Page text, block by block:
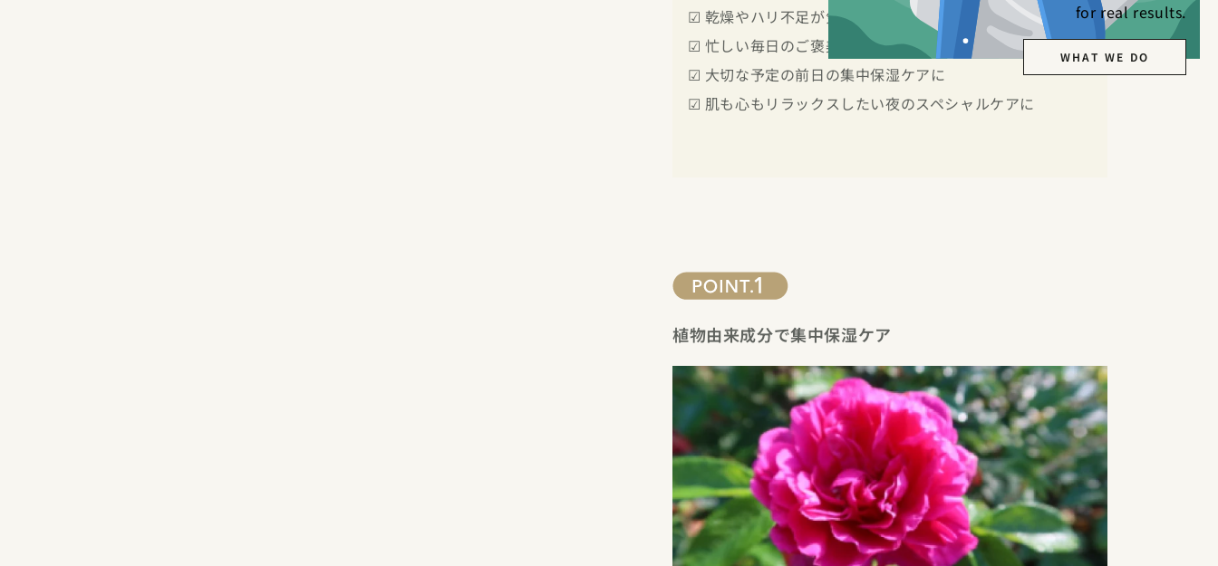
for real results.
WHAT WE DO
☑ 乾燥やハリ不足が気になり始めた方に
☑ 忙しい毎日のご褒美スキンケアに
☑ 大切な予定の前日の集中保湿ケアに
☑ 肌も心もリラックスしたい夜のスペシャルケアに
植物由来成分で集中保湿ケア